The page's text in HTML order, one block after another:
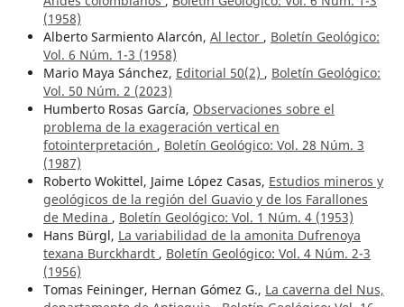
(1958)
Alberto Sarmiento Alarcón, Al lector , Boletín Geológico:
Vol. 6 Núm. 1-3 (1958)
Mario Maya Sánchez, Editorial 50(2) , Boletín Geológico:
Vol. 50 Núm. 2 (2023)
Humberto Rosas García, Observaciones sobre el
problema de la exageración vertical en
fotointerpretación , Boletín Geológico: Vol. 28 Núm. 3
(1987)
Roberto Wokittel, Jaime López Casas, Estudios mineros y
geológicos de la región del Guavio y de los Farallones
de Medina , Boletín Geológico: Vol. 1 Núm. 4 (1953)
Hans Bürgl, La variabilidad de la amonita Dufrenoya
texana Burckhardt , Boletín Geológico: Vol. 4 Núm. 2-3
(1956)
Tomas Feininger, Hernan Gómez G., La caverna del Nus,